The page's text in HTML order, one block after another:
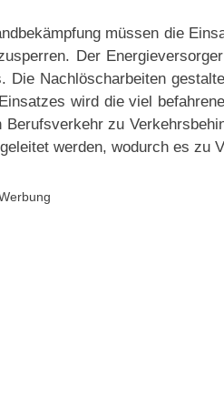
müssen die
Der
Die Nachlöscharbeiten
wird die viel
Berufsverkehr zu
werden, wodurch es zu